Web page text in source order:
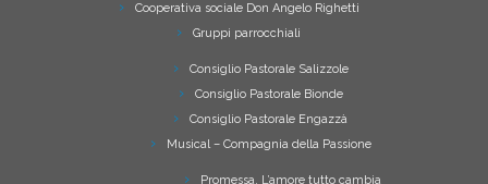
Cooperativa sociale Don Angelo Righetti
Gruppi parrocchiali
Consiglio Pastorale Salizzole
Consiglio Pastorale Bionde
Consiglio Pastorale Engazzà
Musical – Compagnia della Passione
Promessa, L’amore tutto cambia